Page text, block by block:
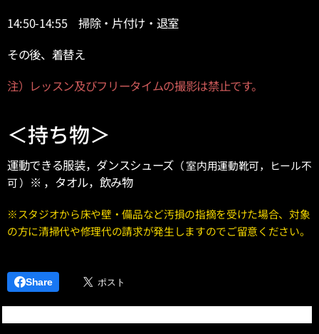
14:50-14:55 掃除・片付け・退室
その後、着替え
注）レッスン及びフリータイムの撮影は禁止です。
＜持ち物＞
運動できる服装，ダンスシューズ （ 室内用運動靴可，ヒール不
可 ） ※ ，タオル，飲み物
※スタジオから床や壁・備品など汚損の指摘を受けた場合、対象
の方に清掃代や修理代の請求が発生しますのでご留意ください。
Share